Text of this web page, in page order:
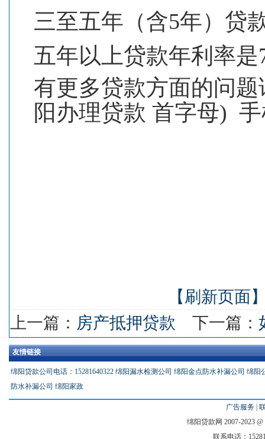
三至五年（含5年）贷
五年以上贷款年利率是
有更多贷款方面的问题
阳办理贷款 首字母) 手
【刷新页面
上一篇： 房产抵押贷款 下一篇：
友情链接
绵阳贷款公司电话：15281640322 绵阳漏水检测公司 绵阳金点防水补漏公司 绵阳
防水补漏公司 绵阳家政
广告服务
绵阳贷款网 2007-2023 @
联系电话：